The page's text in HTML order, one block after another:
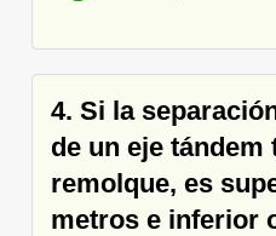
4. Si la
de un eje tándem
remolque, es
metros e inferior